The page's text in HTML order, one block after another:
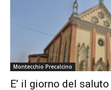
Montecchio Precalcino
E’ il giorno del